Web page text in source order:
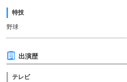
特技
野球
出演歴
テレビ